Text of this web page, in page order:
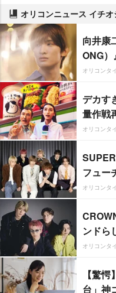
オリコンニュース イチ
向井康
ONG）
オリコンタ
デカす
量作戦
オリコンタ
フュー
オリコンタ
ンドら
オリコンタ
【驚
台」神